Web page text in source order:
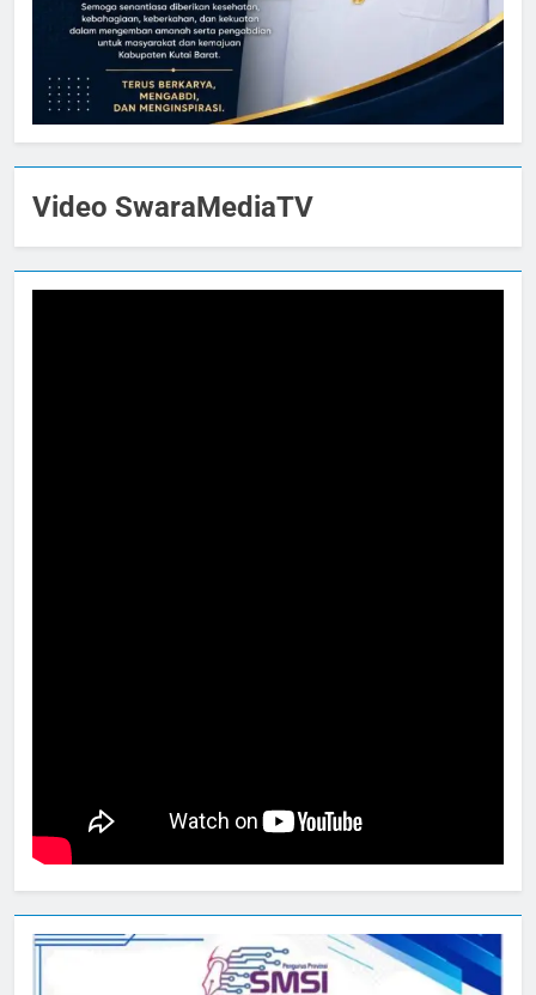
Video SwaraMediaTV